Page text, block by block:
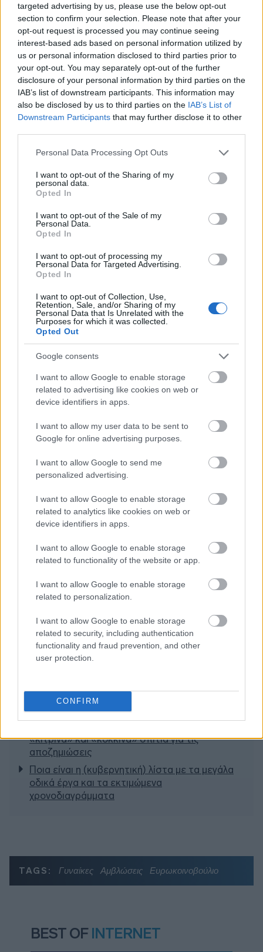
targeted advertising by us, please use the below opt-out
section to confirm your selection. Please note that after your
opt-out request is processed you may continue seeing
interest-based ads based on personal information utilized by
us or personal information disclosed to third parties prior to
your opt-out. You may separately opt-out of the further
disclosure of your personal information by third parties on the
IAB’s list of downstream participants. This information may
also be disclosed by us to third parties on the IAB’s List of
Downstream Participants that may further disclose it to other
Please note that this website/app uses one or more Google
not limited to your visit or usage behaviour. You may click to
grant or deny consent to Google and its third-party tags to
use your data for below specified purposes in below Google
consent section.
Personal Data Processing Opt Outs
I want to opt-out of the Sharing of my
personal data.
Opted In
I want to opt-out of the Sale of my
Personal Data.
Opted In
I want to opt-out of processing my
Personal Data for Targeted Advertising.
Opted In
I want to opt-out of Collection, Use,
Retention, Sale, and/or Sharing of my
Personal Data that Is Unrelated with the
Purposes for which it was collected.
Opted Out
Google consents
I want to allow Google to enable storage
related to advertising like cookies on web or
device identifiers in apps.
I want to allow my user data to be sent to
Google for online advertising purposes.
I want to allow Google to send me
personalized advertising.
I want to allow Google to enable storage
related to analytics like cookies on web or
device identifiers in apps.
I want to allow Google to enable storage
related to functionality of the website or app.
I want to allow Google to enable storage
related to personalization.
I want to allow Google to enable storage
related to security, including authentication
functionality and fraud prevention, and other
user protection.
CONFIRM
Διακοπή της χρηματοδότησης της
ΕΕ σε ομάδες κατά του
δικαιώματος επιλογής
Οι ευρωβουλευτές ανησυχούν για τη σημαντική
αύξηση της χρηματοδότησης ομάδων κατά της
ισότητας των φύλων και κατά του δικαιώματος
συμπεριλαμβανομένης της ΕΕ. Καλούν την
Επιτροπή να διασφαλίσει ότι οι οργανώσεις που
δραστηριοποιούνται στην κατεύθυνση αυτή δεν
θα λαμβάνουν χρηματοδότηση από την ΕΕ.
Επίσης, τα κράτη μέλη και οι τοπικές κυβερνήσεις
πρέπει να αυξήσουν τις δαπάνες τους για
προγράμματα και τις επιδοτήσεις για υπηρεσίες
προγραμματισμού.
πρώτοι όλες τιςειδήσειςαπό την Ελλάδα και τον κόσμο.
Διαβάζονται αυτή τη στιγμή
2027 - Το παράπονο της Καρυστιανού - Στον
ΣΥΡΙΖΑ μελετούν Ιστορία
«κίτρινα» και «κόκκινα» σπίτια για τις
αποζημιώσεις
Ποια είναι η (κυβερνητική) λίστα με τα μεγάλα
οδικά έργα και τα εκτιμώμενα
χρονοδιαγράμματα
TAGS: Γυναίκες Αμβλώσεις Ευρωκοινοβούλιο
BEST OF INTERNET